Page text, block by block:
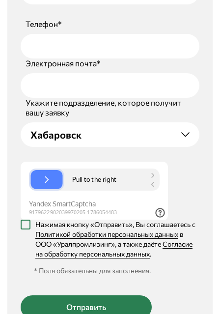
Телефон*
Электронная почта*
Укажите подразделение, которое получит
вашу заявку
Хабаровск
Нажимая кнопку «Отправить», Вы соглашаетесь с
Политикой обработки персональных данных
ООО «Уралпромлизинг», а также даётеСогласие
на обработку персональных данных.
* Поля обязательны для заполнения.